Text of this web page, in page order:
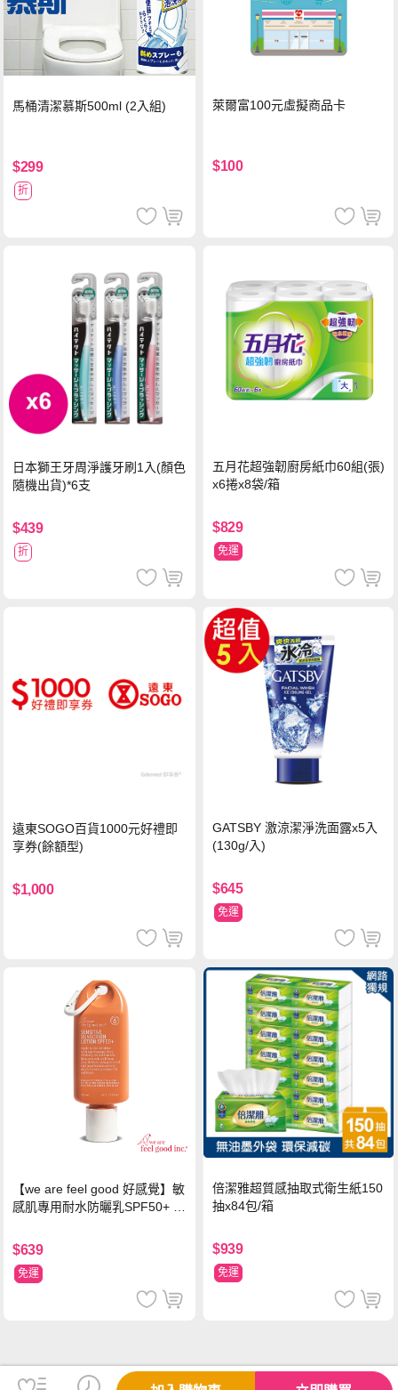
馬桶清潔慕斯500ml (2入組)
$299
折
萊爾富100元虛擬商品卡
$100
日本獅王牙周淨護牙刷1入(顏色
隨機出貨)*6支
$439
折
五月花超強韌廚房紙巾60組(張)
x6捲x8袋/箱
$829
免運
遠東SOGO百貨1000元好禮即
享券(餘額型)
$1,000
GATSBY 激涼潔淨洗面露x5入
(130g/入)
$645
免運
【we are feel good 好感覺】敏
感肌專用耐水防曬乳SPF50+ 7
$639
免運
倍潔雅超質感抽取式衛生紙150
抽x84包/箱
$939
免運